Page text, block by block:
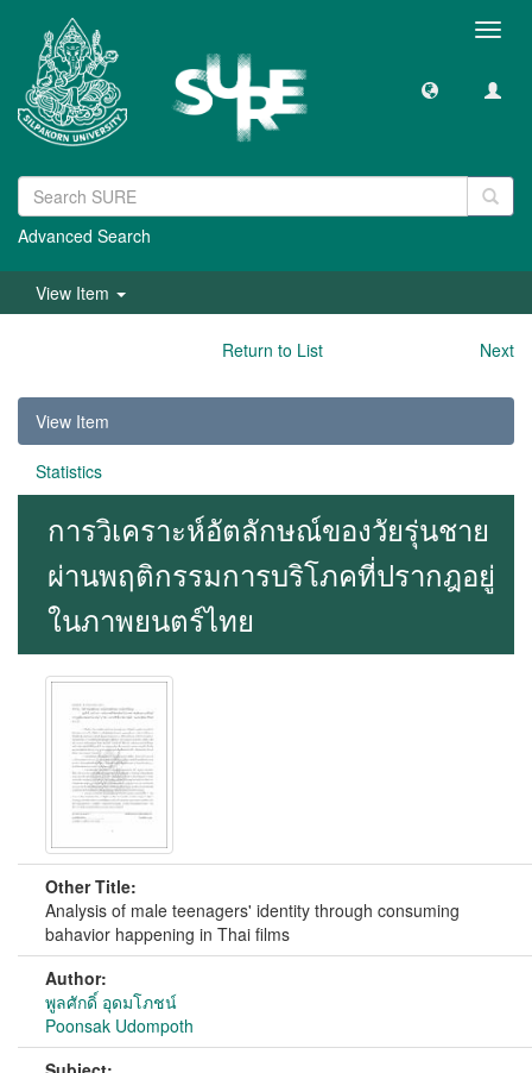
Advanced Search
View Item
Return to List Next
View Item
Statistics
การวิเคราะห์อัตลักษณ์ของวัยรุ่นชาย
ผ่านพฤติกรรมการบริโภคที่ปรากฎอยู่
ในภาพยนตร์ไทย
Other Title:
Analysis of male teenagers' identity through consuming
bahavior happening in Thai films
Author:
พูลศักดิ์ อุดมโภชน์
Poonsak Udompoth